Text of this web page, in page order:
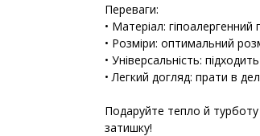
Переваги:
• Матеріал:
• Розміри: оптимальний
• Універсальність:
• Легкий догляд: прати в
Подаруйте тепло й
затишку!